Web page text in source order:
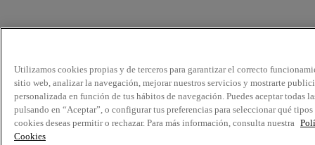
Utilizamos cookies propias y de terceros para garantizar el correcto
sitio web, analizar la navegación, mejorar nuestros servicios y mostrarte
personalizada en función de tus hábitos de navegación. Puedes aceptar todas
pulsando en “Aceptar”, o configurar tus preferencias para seleccionar qué tipos
cookies deseas permitir o rechazar. Para más información, consulta nuestra
Cookies